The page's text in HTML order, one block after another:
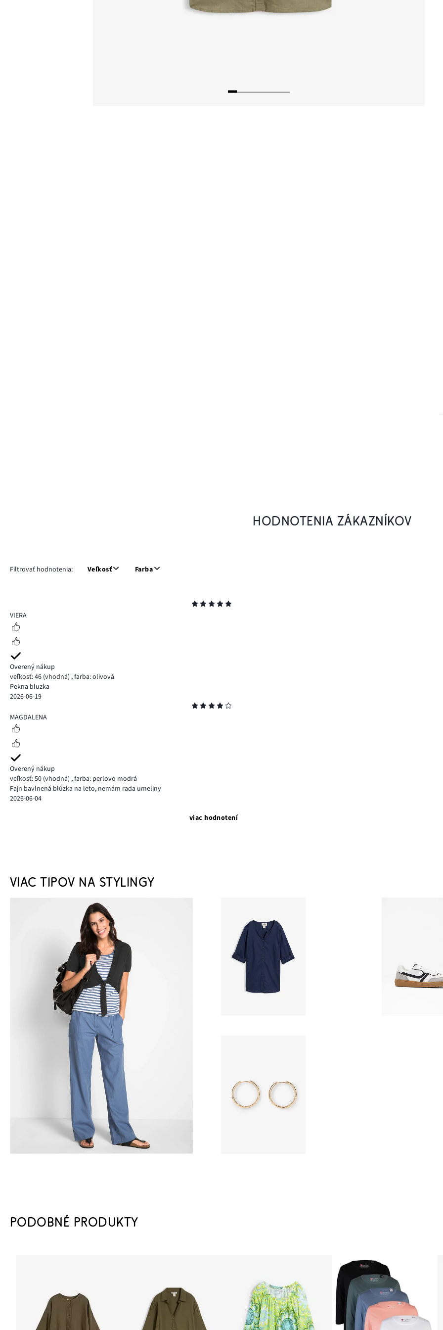
HODNOTENIA ZÁKAZNÍKOV
Filtrovať hodnotenia: Veľkosť Farba
5
VIERA
Overený nákup
veľkosť: 46 (vhodná) ,farba: olivová
Pekna bluzka
2026-06-19
4
MAGDALENA
Overený nákup
veľkosť: 50 (vhodná) ,farba: perlovo modrá
Fajn bavlnená blúzka na leto, nemám rada umeliny
2026-06-04
viac hodnotení
VIAC TIPOV NA STYLINGY
PODOBNÉ PRODUKTY